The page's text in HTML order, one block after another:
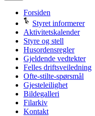
Forsiden
Styret informerer
Aktivitetskalender
Styre og stell
Husordensregler
Gjeldende vedtekter
Felles driftsveiledning
Ofte-stilte-spørsmål
Gjesteleilighet
Bildegalleri
Filarkiv
Kontakt